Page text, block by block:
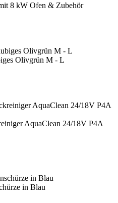
8 kW Ofen & Zubehör
Olivgrün M - L
AquaClean 24/18V P4A
in Blau